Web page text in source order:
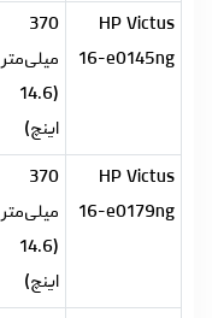
HP Victus
16-e0145ng
370
میلی‌متر
(14.6
اینچ)
HP Victus
16-e0179ng
370
میلی‌متر
(14.6
اینچ)